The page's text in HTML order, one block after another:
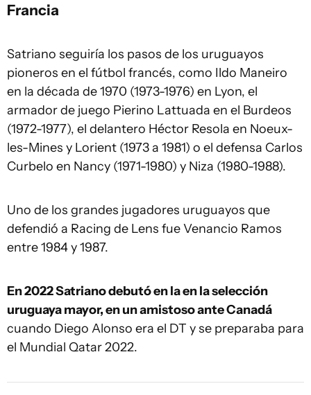
Francia
Satriano seguiría los pasos de los uruguayos
pioneros en el fútbol francés, como Ildo Maneiro
en la década de 1970 (1973-1976) en Lyon, el
armador de juego Pierino Lattuada en el Burdeos
(1972-1977), el delantero Héctor Resola en Noeux-
les-Mines y Lorient (1973 a 1981) o el defensa Carlos
Curbelo en Nancy (1971-1980) y Niza (1980-1988).
Uno de los grandes jugadores uruguayos que
defendió a Racing de Lens fue Venancio Ramos
entre 1984 y 1987.
En 2022 Satriano debutó en la en la selección
uruguaya mayor, en un amistoso ante Canadá
cuando Diego Alonso era el DT y se preparaba para
el Mundial Qatar 2022.